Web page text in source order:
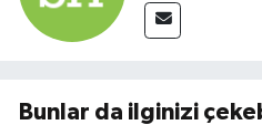
Bunlar da ilginizi